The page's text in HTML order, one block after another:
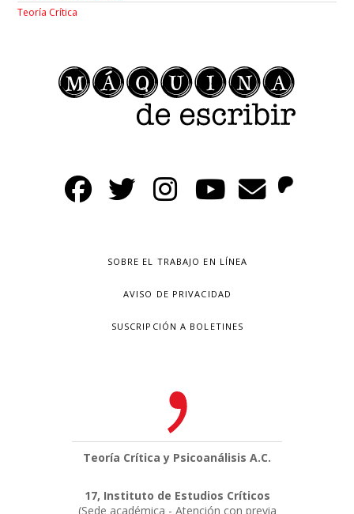
Teoría Crítica
SOBRE EL TRABAJO EN LÍNEA
AVISO DE PRIVACIDAD
SUSCRIPCIÓN A BOLETINES
Teoría Crítica y Psicoanálisis A.C.
17, Instituto de Estudios Críticos
(Sede académica - Atención con previa